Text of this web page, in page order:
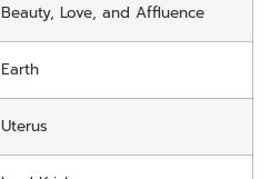
Beauty, Love, and Affluence
Earth
Uterus